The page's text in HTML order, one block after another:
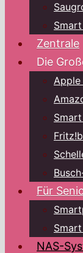
Zentrale
Die
Apple
Für
NAS-